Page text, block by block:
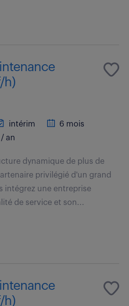
h)
intérim
6 mois
an
dynamique de plus de
privilégié d'un grand
intégrez une entreprise
de service et son...
h)